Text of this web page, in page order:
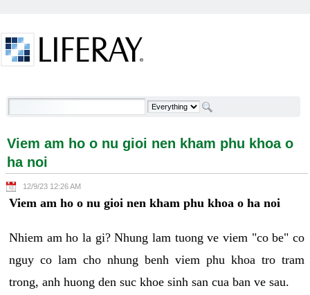
Viem am ho o nu gioi nen kham phu khoa o ha noi -
Viem am ho o nu gioi nen kham phu khoa o
ha noi
12/9/23 12:26 AM
Viem am ho o nu gioi nen kham phu khoa o ha noi
Nhiem am ho la gi? Nhung lam tuong ve viem "co be" co
nguy co lam cho nhung benh viem phu khoa tro tram
trong, anh huong den suc khoe sinh san cua ban ve sau.